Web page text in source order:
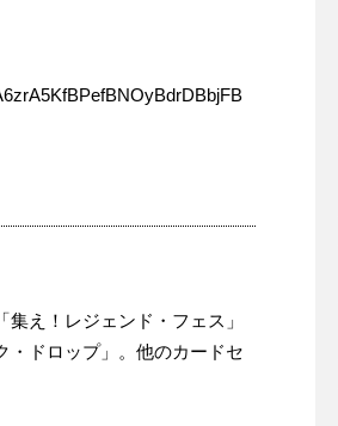
え！レジェンド・フェス」
・ドロップ」。他のカードセ